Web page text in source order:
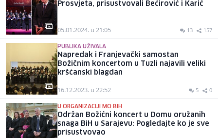
Prosvjeta, prisustvovali Bećirović i Karić
05.01.2024. u 21:05 13 157
PUBLIKA UŽIVALA
Napredak i Franjevački samostan
Božičnim koncertom u Tuzli najavili veliki
kršćanski blagdan
16.12.2023. u 22:52 5 0
U ORGANIZACIJI MO BIH
Održan Božićni koncert u Domu oružanih
snaga BiH u Sarajevu: Pogledajte ko je sve
prisustvovao